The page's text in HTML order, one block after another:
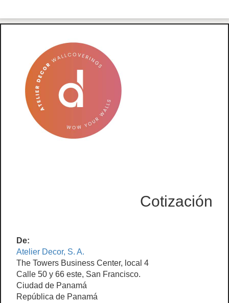
Cotización
De:
Atelier Decor, S. A.
The Towers Business Center, local 4
Calle 50 y 66 este, San Francisco.
Ciudad de Panamá
República de Panamá